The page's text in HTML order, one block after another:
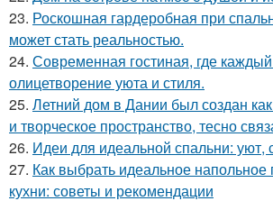
23. Роскошная гардеробная при
может стать реальностью.
24. Современная гостиная, где
олицетворение уюта и стиля.
25. Летний дом в Дании был создан
и творческое пространство, тесно
26. Идеи для идеальной спальни: уют,
27. Как выбрать идеальное напольное
кухни: советы и рекомендации